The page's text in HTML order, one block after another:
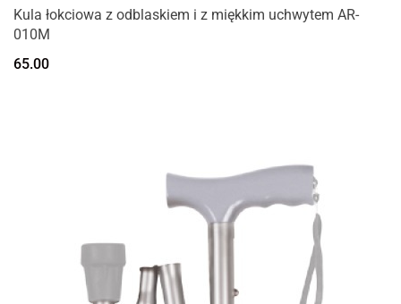
Kula łokciowa z odblaskiem i z miękkim uchwytem AR-
010M
65.00